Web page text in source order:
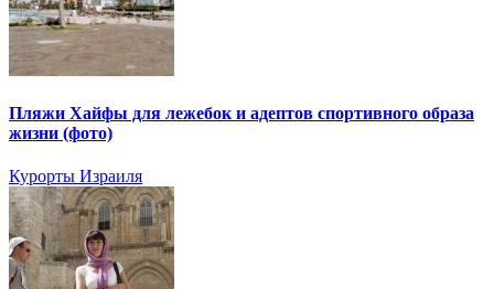
Пляжи Хайфы для лежебок и адептов спортивного образа
жизни (фото)
Курорты Израиля